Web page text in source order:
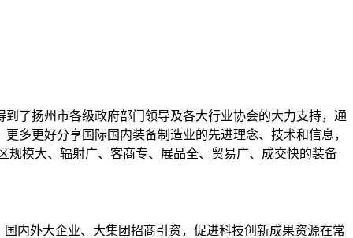
了扬州市各级政府部门领导及各大行业协会的大力支持，通
多更好分享国际国内装备制造业的先进理念、技术和信息，
模大、辐射广、客商专、展品全、贸易广、成交快的装备
内外大企业、大集团招商引资，促进科技创新成果资源在常